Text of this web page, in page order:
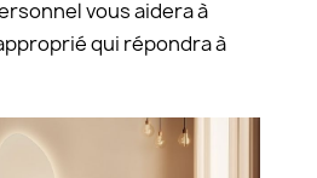
vous aidera à
qui répondra à